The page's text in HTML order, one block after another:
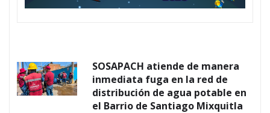
SOSAPACH atiende de manera
inmediata fuga en la red de
distribución de agua potable en
el Barrio de Santiago Mixquitla